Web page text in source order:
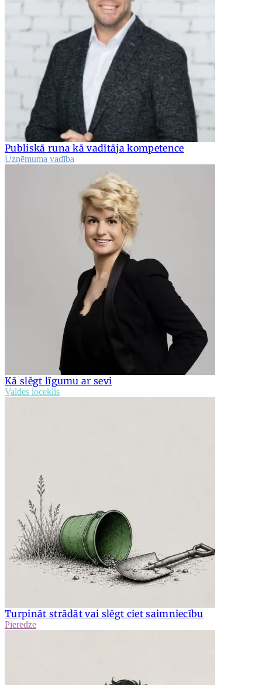
Publiskā runa kā vadītāja kompetence
Uzņēmuma vadība
Kā slēgt līgumu ar sevi
Valdes loceklis
Turpināt strādāt vai slēgt ciet saimniecību
Pieredze